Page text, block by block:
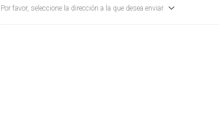
Por favor, seleccione la dirección a la que desea enviar